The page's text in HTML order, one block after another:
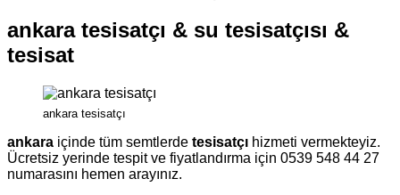
ankara tesisatçı & su tesisatçısı &
tesisat
ankara tesisatçı
ankara içinde tüm semtlerde tesisatçı hizmeti vermekteyiz.
Ücretsiz yerinde tespit ve fiyatlandırma için 0539 548 44 27
numarasını hemen arayınız.